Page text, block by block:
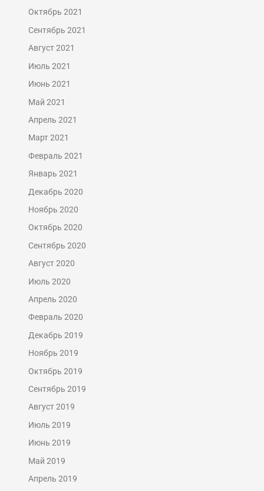
Октябрь 2021
Сентябрь 2021
Август 2021
Июль 2021
Июнь 2021
Май 2021
Апрель 2021
Март 2021
Февраль 2021
Январь 2021
Декабрь 2020
Ноябрь 2020
Октябрь 2020
Сентябрь 2020
Август 2020
Июль 2020
Апрель 2020
Февраль 2020
Декабрь 2019
Ноябрь 2019
Октябрь 2019
Сентябрь 2019
Август 2019
Июль 2019
Июнь 2019
Май 2019
Апрель 2019